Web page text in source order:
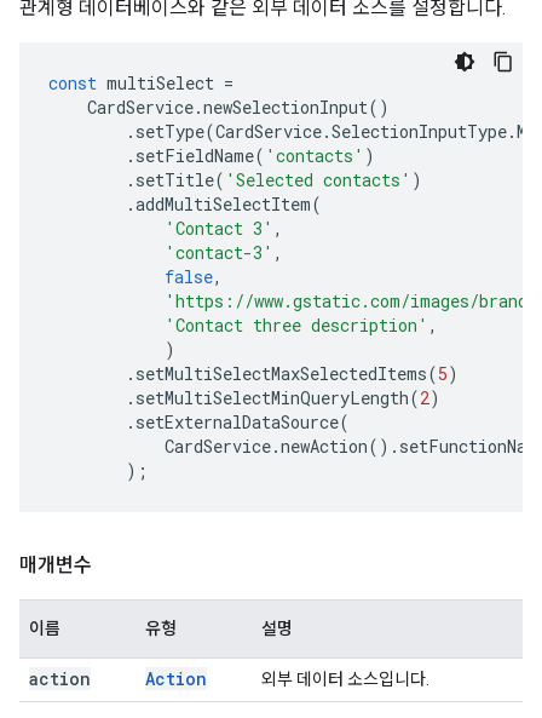
관계형 데이터베이스와 같은 외부 데이터 소스를 설정합니다.
const multiSelect =
CardService.newSelectionInput()
. setType(CardService.SelectionInputType.
. setFieldName( 'contacts' )
. setTitle( 'Selected contacts' )
.addMultiSelectItem(
'Contact 3' ,
'contact-3' ,
false,
'https://www.gstatic.com/images/
'Contact three description' ,
)
. setMultiSelectMaxSelectedItems(5)
. setMultiSelectMinQueryLength(2)
. setExternalDataSource(
CardService.newAction().
);
매개변수
이름 유형 설명
action Action 외부 데이터 소스입니다.